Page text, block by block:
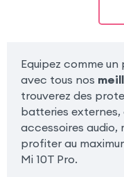
Equipez comme
avec tous nos
trouverez des
batteries externes,
accessoires audio,
profiter au
Mi 10T Pro.